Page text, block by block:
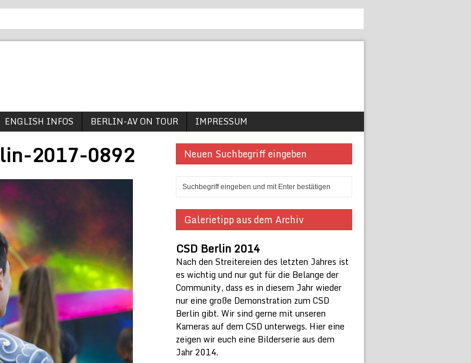
ENGLISH INFOS BERLIN-AV ON TOUR IMPRESSUM
2017-0892 Neuen Suchbegriff eingeben
Galerietipp aus dem Archiv
CSD Berlin 2014
Nach den Streitereien des letzten Jahres ist
es wichtig und nur gut für die Belange der
Community, dass es in diesem Jahr wieder
nur eine große Demonstration zum CSD
Berlin gibt. Wir sind gerne mit unseren
Kameras auf dem CSD unterwegs. Hier eine
zeigen wir euch eine Bilderserie aus dem
Jahr 2014.